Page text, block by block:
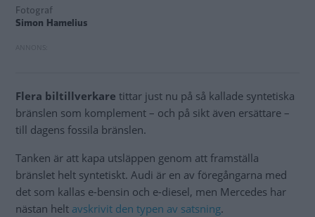
Fotograf
Simon Hamelius
Flera biltillverkare tittar just nu på så kallade syntetiska
bränslen som komplement – och på sikt även ersättare –
till dagens fossila bränslen.
Tanken är att kapa utsläppen genom att framställa
bränslet helt syntetiskt. Audi är en av föregångarna med
det som kallas e-bensin och e-diesel, men Mercedes har
nästan helt avskrivit den typen av satsning.